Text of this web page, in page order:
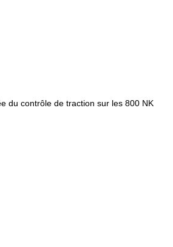
du contrôle de traction sur les 800 NK